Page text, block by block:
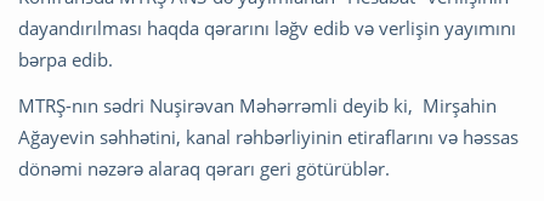
dayandırılması haqda qərarını ləğv edib və verlişin yayımını
bərpa edib.
MTRŞ-nın sədri Nuşirəvan Məhərrəmli deyib ki, Mirşahin
Ağayevin səhhətini, kanal rəhbərliyinin etiraflarını və həssas
dönəmi nəzərə alaraq qərarı geri götürüblər.